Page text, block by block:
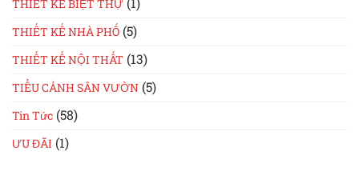
THIẾT KẾ BIỆT THỰ
THIẾT KẾ NHÀ PHỐ (5)
THIẾT KẾ NỘI THẤT (13)
TIỂU CẢNH SÂN VƯỜN (5)
Tin Tức (58)
ƯU ĐÃI (1)